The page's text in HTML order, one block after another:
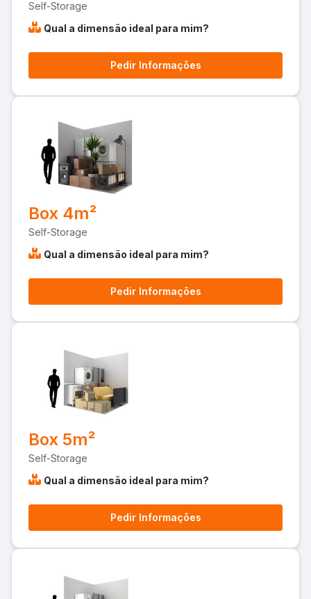
Self-Storage
Qual a dimensão ideal para mim?
Pedir Informações
Box 4m²
Self-Storage
Qual a dimensão ideal para mim?
Pedir Informações
Box 5m²
Self-Storage
Qual a dimensão ideal para mim?
Pedir Informações